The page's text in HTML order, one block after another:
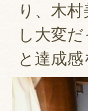
り、木
し大変
と達成